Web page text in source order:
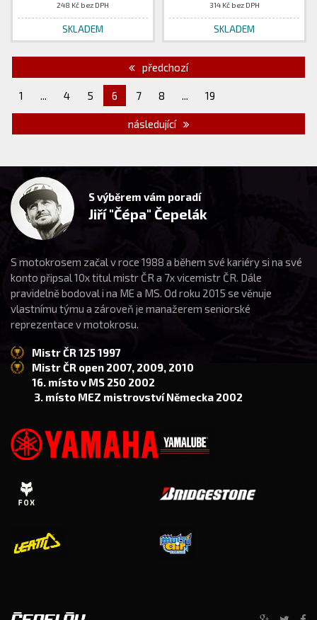
248 Kč bez DPH
SKLADEM
314 Kč bez DPH
SKLADEM
předchozí
1 ... 4 5 6 7 8 ... 19
následující
S výběrem vám poradí
Jiří "Čépa" Čepelák
S motokrosem začal v roce 1988 a během své kariéry si na své
konto připsal 10x titul mistr ČR a 7x vicemistr ČR. Dále
pravidelně bodoval i na ME a MS. Od roku 2015 se věnuje
vlastnímu týmu a zároveň je manažerem seniorské
reprezentace v motokrosu.
Mistr ČR 125 1997
Mistr ČR open 2007, 2009, 2010
16. místo v MS 250 2002
3. místo MEZ mistrovství Německa 2002